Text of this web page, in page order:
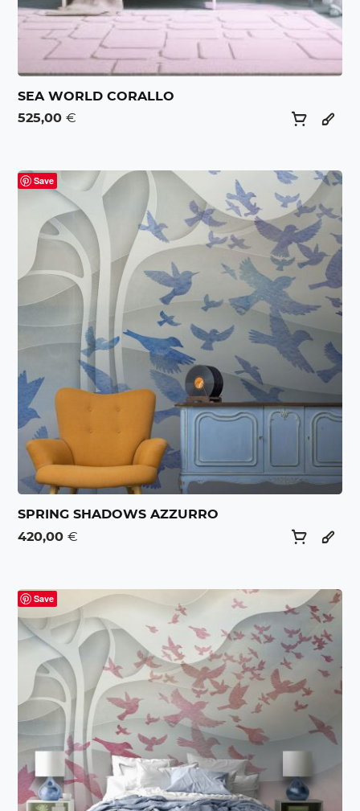
SEA WORLD CORALLO
525,00€
Save
SPRING SHADOWS AZZURRO
420,00€
Save